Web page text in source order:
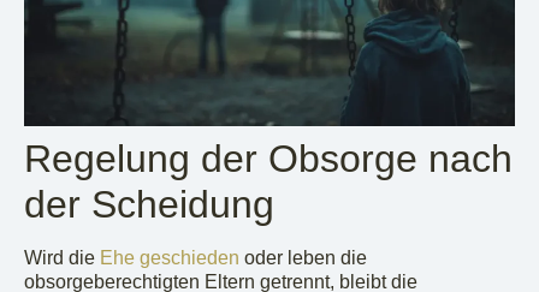
Regelung der Obsorge nach
der Scheidung
Wird die Ehe geschieden oder leben die
obsorgeberechtigten Eltern getrennt, bleibt die